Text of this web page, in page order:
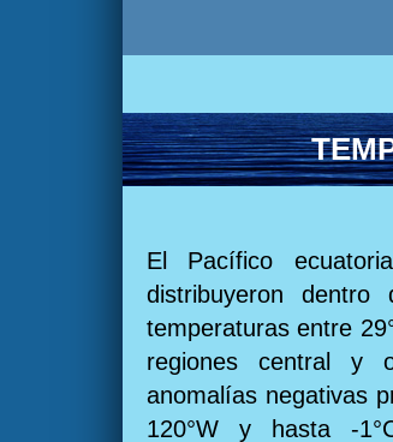
El Pacífico
distribuyeron
temperaturas entre
regiones central y
anomalías negativas
120°W y hasta -